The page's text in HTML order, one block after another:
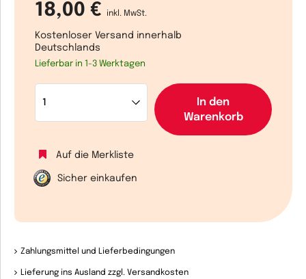
18,00 € inkl. MwSt.
Kostenloser Versand innerhalb
Deutschlands
Lieferbar in 1-3 Werktagen
In den
Warenkorb
Auf die Merkliste
Sicher einkaufen
Zahlungsmittel und Lieferbedingungen
Lieferung ins Ausland zzgl. Versandkosten